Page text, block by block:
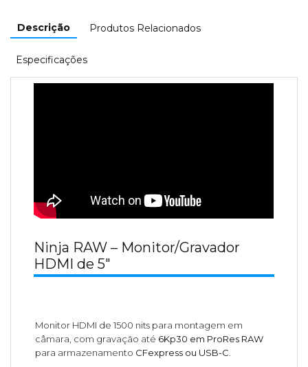
Descrição Produtos Relacionados
Especificações
Ninja RAW – Monitor/Gravador
HDMI de 5"
Monitor HDMI de 1500 nits para montagem em
câmara, com gravação até 6Kp30 em ProRes RAW
para armazenamento CFexpress ou USB-C